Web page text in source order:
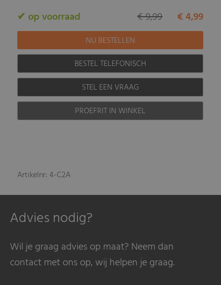
✔ op voorraad € 4,99
€ 9,99
BESTEL TELEFONISCH
STEL EEN VRAAG
PROEFRIT IN WINKEL
Artikelnr: 4-C2A
Advies nodig?
Wil je graag advies op maat? Neem dan
contact met ons op, wij helpen je graag.